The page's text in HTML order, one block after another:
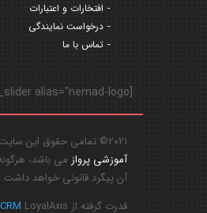
افتخارات و اعتبارات
درخواست نمایندگی
تماس با ما
[rev_slider alias="nemad-logo"]
2021© تمامی حقوق این سایت متعلق به
آموزشی پروازمی باشد،
آن پیگرد قانونی خواهد داشت.
قدرت گرفته از LoyalAxis